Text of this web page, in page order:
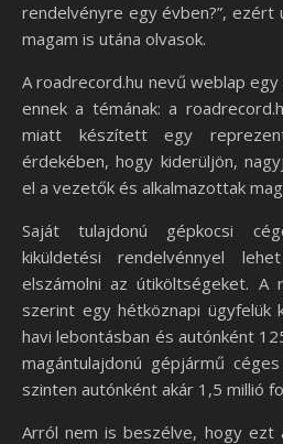
rendelvényre egy évben?”, ezért
magam is utána olvasok.
A roadrecord.hu nevű weblap
ennek a témának: a
miatt készített egy
érdekében, hogy kiderüljön,
el a vezetők és alkalmazottak
Saját tulajdonú gépkocsi
kiküldetési rendelvénnyel
elszámolni az útiköltségeket. A
szerint egy hétköznapi ügyfelük
havi lebontásban és autónként
magántulajdonú gépjármű
szinten autónként akár 1,5 millió
Arról nem is beszélve, hogy ezt